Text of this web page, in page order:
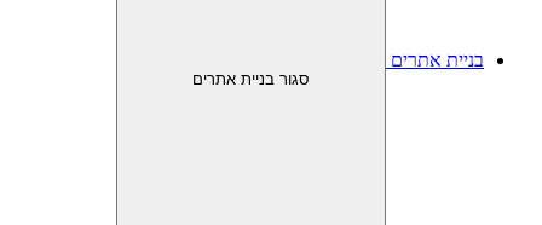
בניית אתרים
סגור בניית אתרים